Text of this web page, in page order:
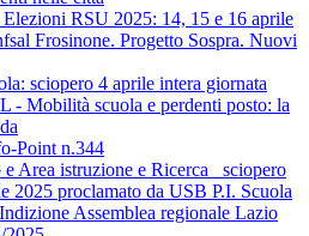
RSU 2025: 14, 15 e 16 aprile
Frosinone. Progetto Sospra. Nuovi
sciopero 4 aprile intera giornata
- Mobilità scuola e perdenti posto: la
Point n.344
Area istruzione e Ricerca_ sciopero
2025 proclamato da USB P.I. Scuola
Assemblea regionale Lazio